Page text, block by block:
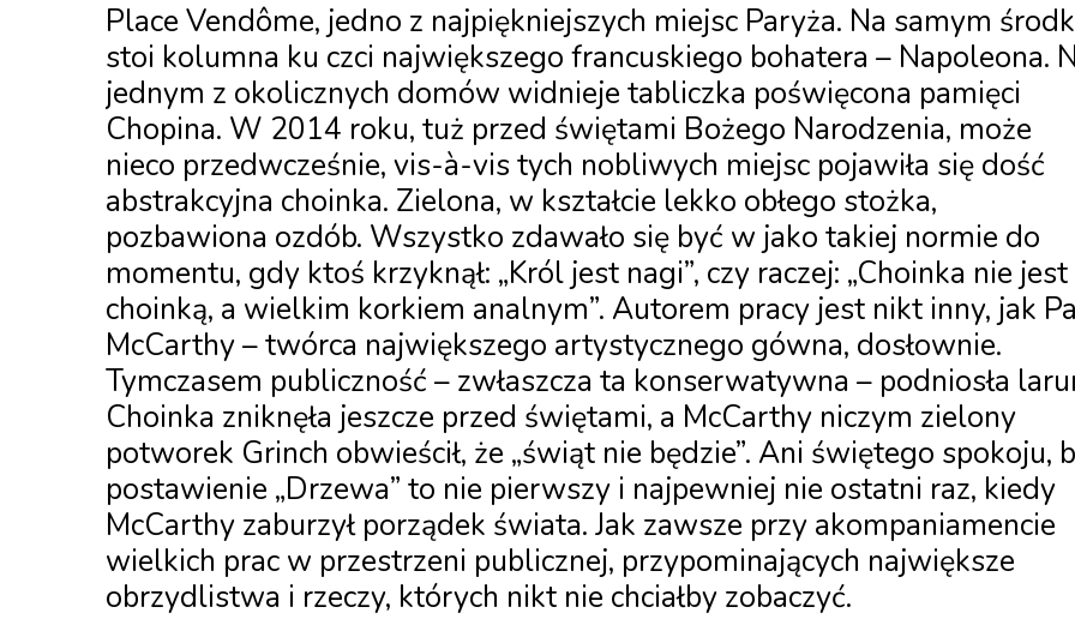
Place Vendôme, jedno z najpiękniejszych miejsc Paryża. Na samym
stoi kolumna ku czci największego francuskiego bohatera – Napoleona.
jednym z okolicznych domów widnieje tabliczka poświęcona pamięci
Chopina. W 2014 roku, tuż przed świętami Bożego Narodzenia, może
nieco przedwcześnie, vis-à-vis tych nobliwych miejsc pojawiła się dość
abstrakcyjna choinka. Zielona, w kształcie lekko obłego stożka,
pozbawiona ozdób. Wszystko zdawało się być w jako takiej normie do
momentu, gdy ktoś krzyknął: „Król jest nagi”, czy raczej: „Choinka nie jest
choinką, a wielkim korkiem analnym”. Autorem pracy jest nikt inny, jak
McCarthy – twórca największego artystycznego gówna, dosłownie.
Tymczasem publiczność – zwłaszcza ta konserwatywna – podniosła
Choinka zniknęła jeszcze przed świętami, a McCarthy niczym zielony
potworek Grinch obwieścił, że „świąt nie będzie”. Ani świętego spokoju,
postawienie „Drzewa” to nie pierwszy i najpewniej nie ostatni raz, kiedy
McCarthy zaburzył porządek świata. Jak zawsze przy akompaniamencie
wielkich prac w przestrzeni publicznej, przypominających największe
obrzydlistwa i rzeczy, których nikt nie chciałby zobaczyć.